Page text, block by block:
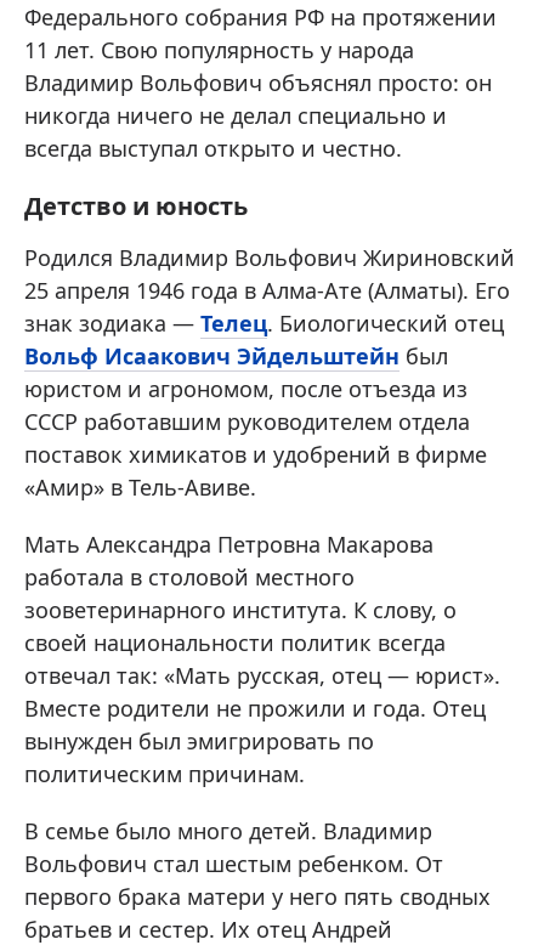
Федерального собрания РФ на протяжении
11 лет. Свою популярность у народа
Владимир Вольфович объяснял просто: он
никогда ничего не делал специально и
всегда выступал открыто и честно.
Детство и юность
Родился Владимир Вольфович Жириновский
25 апреля 1946 года в Алма-Ате (Алматы). Его
знак зодиака — Телец. Биологический отец
Вольф Исаакович Эйдельштейн был
юристом и агрономом, после отъезда из
СССР работавшим руководителем отдела
поставок химикатов и удобрений в фирме
«Амир» в Тель-Авиве.
Мать Александра Петровна Макарова
работала в столовой местного
зооветеринарного института. К слову, о
своей национальности политик всегда
отвечал так: «Мать русская, отец — юрист».
Вместе родители не прожили и года. Отец
вынужден был эмигрировать по
политическим причинам.
В семье было много детей. Владимир
Вольфович стал шестым ребенком. От
первого брака матери у него пять сводных
братьев и сестер. Их отец Андрей